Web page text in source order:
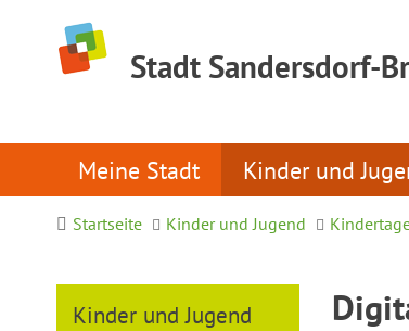
Stadt Sandersdorf-
Meine Stadt Kinder und
Startseite Kinder und Jugend
Kinder und Jugend